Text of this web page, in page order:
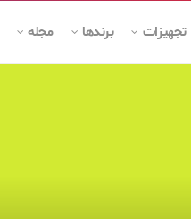
تجهیزات برندها مجله